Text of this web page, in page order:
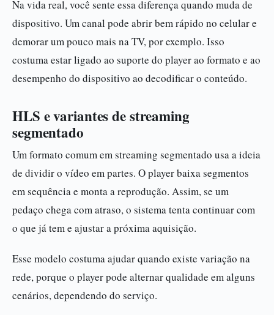
Na vida real, você sente essa diferença quando muda de
dispositivo. Um canal pode abrir bem rápido no celular e
demorar um pouco mais na TV, por exemplo. Isso
costuma estar ligado ao suporte do player ao formato e ao
desempenho do dispositivo ao decodificar o conteúdo.
HLS e variantes de streaming
segmentado
Um formato comum em streaming segmentado usa a ideia
de dividir o vídeo em partes. O player baixa segmentos
em sequência e monta a reprodução. Assim, se um
pedaço chega com atraso, o sistema tenta continuar com
o que já tem e ajustar a próxima aquisição.
Esse modelo costuma ajudar quando existe variação na
rede, porque o player pode alternar qualidade em alguns
cenários, dependendo do serviço.